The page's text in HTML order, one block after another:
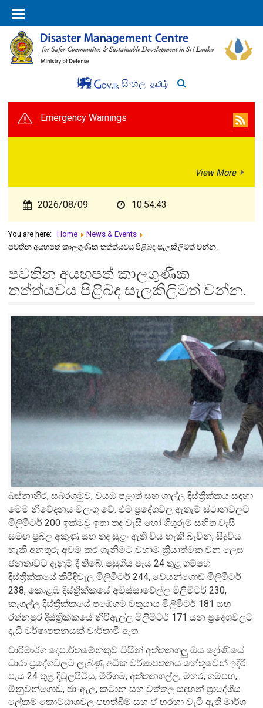
සිංහල தமிழ்
Emergency Warnings
View More
2026/08/09 10:54:43
You are here: Home
News & Events
පවතින අයහපත් කාලගුණික තත්ත්යවය පිළිබද සැලකිලිමත් වන්න.
පවතින අයහපත් කාලගුණික
තත්ත්යවය පිළිබද සැලකිලිමත් වන්න.
බස්නාහිර, සබරගමුව, වයඹ පළාත් සහ ගාල්ල දිස්ත්‍රික්කය සඳහා
මෙම නිවේදනය වලංගු වේ. එම ප්‍රදේශවල ඇතැම් ස්ථානවලට
මිලිමීටර් 200 ඉක්මවූ ඉතා තද වැසි හෝ ගිගුරුම් සහිත වැසි
සමඟ ප්‍රබල අකුණු සහ තද සුළං ඇති විය හැකි බැවින්, සිදුවිය
හැකි අනතුරු අවම කර ගැනීමට වහාම ක්‍රියාත්මක වන ලෙස
ජනතාවට දැනුම් දී තිබේ. පසුගිය පැය 24 තුළ ගම්පහ
දිස්ත්‍රික්කයේ කිරිඳිවැල මිලිමීටර් 244, වේයන්ගොඩ මිලිමීටර්
238, කොළඹ දිස්ත්‍රික්කයේ අවිස්සාවේල්ල මිලිමීටර් 230,
කෑගල්ල දිස්ත්‍රික්කයේ පඹේගම වතුයාය මිලිමීටර් 181 සහ
රත්නපුර දිස්ත්‍රික්කයේ නිරිඇල්ල මිලිමීටර් 171 යන ප්‍රදේශවලට
දැඩි වර්ෂාපතනයක් වාර්තාවී ඇත.
වාරිමාර්ග දෙපාර්තමේන්තුව විසින් අත්තනගලු ඔය ද්‍රෝණියේ
ධාරා ප්‍රදේශවලට ලැබුණු අධික වර්ෂාපතනය හේතුවෙන් ඉදිරි
පැය 24 තුළ දිවුලපිටිය, මීරිගම, අත්තනගල්ල, මහර, ගම්පහ,
මිනුවන්ගොඩ, ජා-ඇල, කටාන සහ වත්තල සඳහන් ප්‍රාදේශීය
ලේකම් කොට්ඨාශවල පහත්බිම් සහ ඒ හරහා වැටී ඇති මාර්ග